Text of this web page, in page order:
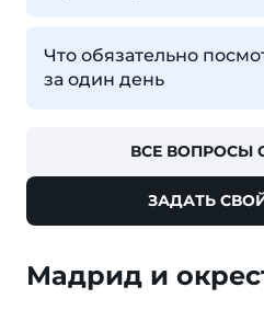
Что обязательно
за один день
ВСЕ ВОПРОСЫ
ЗАДАТЬ
Мадрид и